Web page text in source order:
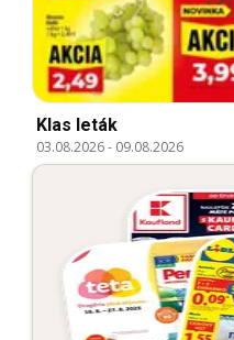
Klas leták
03.08.2026- 09.08.2026